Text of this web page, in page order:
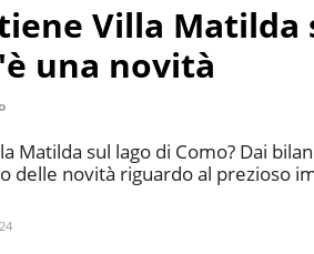
Villa Matilda
una novità
Matilda sul lago di Como? Dai
delle novità riguardo al prezioso